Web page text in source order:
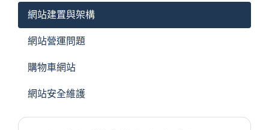
網站建置與架構
網站營運問題
購物車網站
網站安全維護